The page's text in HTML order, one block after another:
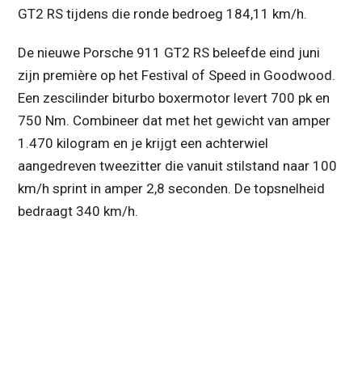
GT2 RS tijdens die ronde bedroeg 184,11 km/h.
De nieuwe Porsche 911 GT2 RS beleefde eind juni
zijn première op het Festival of Speed in Goodwood.
Een zescilinder biturbo boxermotor levert 700 pk en
750 Nm. Combineer dat met het gewicht van amper
1.470 kilogram en je krijgt een achterwiel
aangedreven tweezitter die vanuit stilstand naar 100
km/h sprint in amper 2,8 seconden. De topsnelheid
bedraagt 340 km/h.